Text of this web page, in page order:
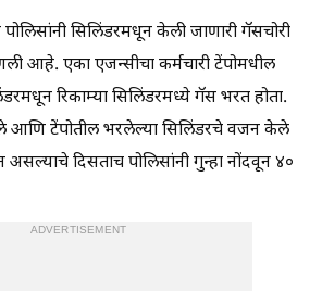
सिलिंडरमधून केली जाणारी गॅसचोरी
आहे. एका एजन्सीचा कर्मचारी टेंपोमधील
रिकाम्या सिलिंडरमध्ये गॅस भरत होता.
आणि टेंपोतील भरलेल्या सिलिंडरचे वजन केले
दिसताच पोलिसांनी गुन्हा नोंदवून ४०
ADVERTISEMENT